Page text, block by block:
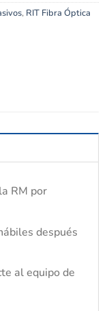
, RIT Fibra Óptica
RM por
después
al equipo de